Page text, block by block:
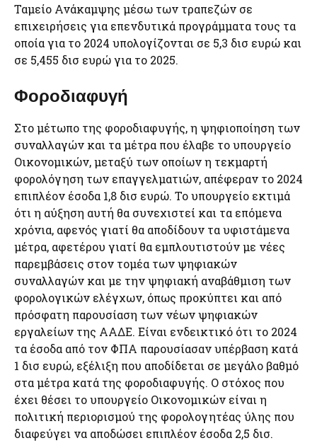
Ταμείο Ανάκαμψης μέσω των τραπεζών σε
επιχειρήσεις για επενδυτικά προγράμματα τους τα
οποία για το 2024 υπολογίζονται σε 5,3 δισ ευρώ και
σε 5,455 δισ ευρώ για το 2025.
Φοροδιαφυγή
Στο μέτωπο της φοροδιαφυγής, η ψηφιοποίηση των
συναλλαγών και τα μέτρα που έλαβε το υπουργείο
Οικονομικών, μεταξύ των οποίων η τεκμαρτή
φορολόγηση των επαγγελματιών, απέφεραν το 2024
επιπλέον έσοδα 1,8 δισ ευρώ. Το υπουργείο εκτιμά
ότι η αύξηση αυτή θα συνεχιστεί και τα επόμενα
χρόνια, αφενός γιατί θα αποδίδουν τα υφιστάμενα
μέτρα, αφετέρου γιατί θα εμπλουτιστούν με νέες
παρεμβάσεις στον τομέα των ψηφιακών
συναλλαγών και με την ψηφιακή αναβάθμιση των
φορολογικών ελέγχων, όπως προκύπτει και από
πρόσφατη παρουσίαση των νέων ψηφιακών
εργαλείων της ΑΑΔΕ. Είναι ενδεικτικό ότι το 2024
τα έσοδα από τον ΦΠΑ παρουσίασαν υπέρβαση κατά
1 δισ ευρώ, εξέλιξη που αποδίδεται σε μεγάλο βαθμό
στα μέτρα κατά της φοροδιαφυγής. Ο στόχος που
έχει θέσει το υπουργείο Οικονομικών είναι η
πολιτική περιορισμού της φορολογητέας ύλης που
διαφεύγει να αποδώσει επιπλέον έσοδα 2,5 δισ.